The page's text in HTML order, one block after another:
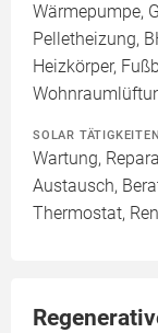
Wärmepumpe,
Pelletheizung,
Heizkörper,
SOLAR TÄTIGKEITEN
Wartung,
Austausch,
Thermostat,